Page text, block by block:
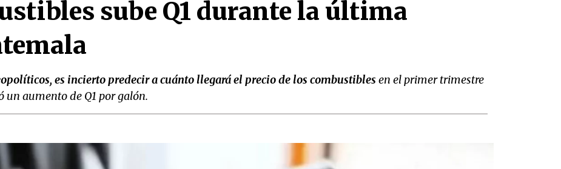
sube Q1 durante la última
es incierto predecir a cuánto llegará el precio de los combustibles en el primer trimestre
un aumento de Q1 por galón.